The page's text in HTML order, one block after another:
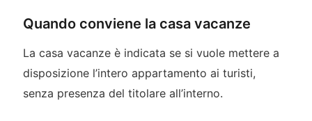
Quando conviene la casa vacanze
La casa vacanze è indicata se si vuole mettere a
disposizione l’intero appartamento ai turisti,
senza presenza del titolare all’interno.